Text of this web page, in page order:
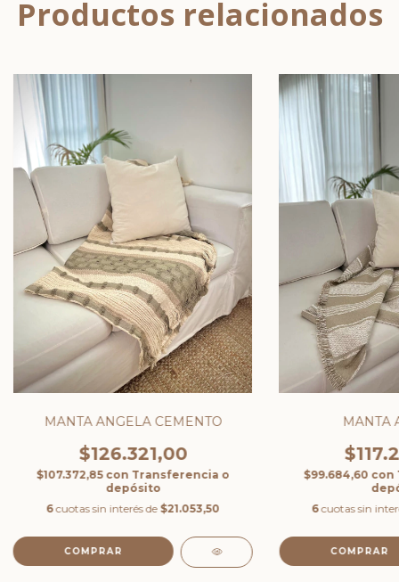
Productos relacionados
MANTA ANGELA CEMENTO
$126.321,00
$107.372,85 con Transferencia o
depósito
6 cuotas sin interés de $21.053,50
MANTA
$99.684,60 con
6 cuotas sin